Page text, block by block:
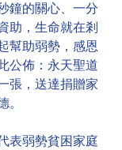
鐘的關心、一分
助，生命就在剎
幫助弱勢，感恩
公佈：永天聖道
張，送達捐贈家
表弱勢貧困家庭